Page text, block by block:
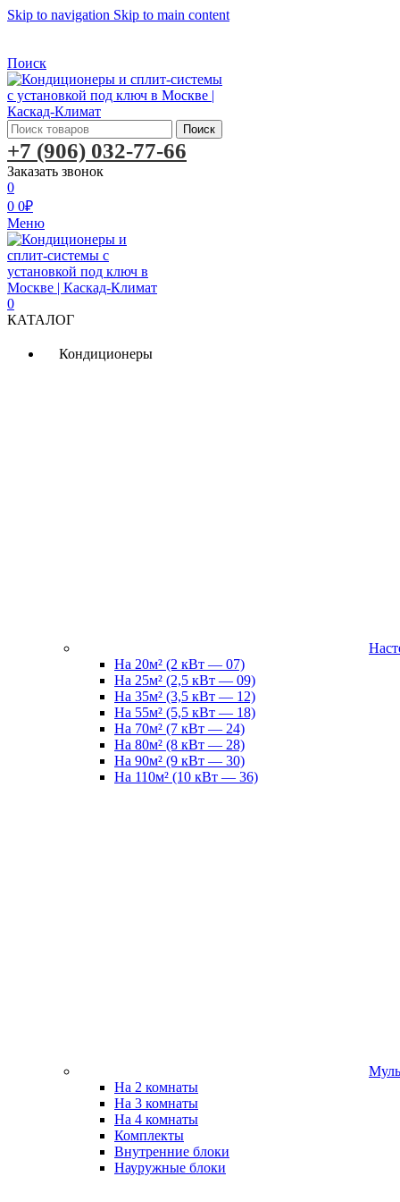
Skip to navigation Skip to main content
Поиск
Поиск
+7 (906) 032-77-66
Заказать звонок
0
0 0₽
Меню
0
КАТАЛОГ
Кондиционеры
На 20м² (2 кВт — 07)
На 25м² (2,5 кВт — 09)
На 35м² (3,5 кВт — 12)
На 55м² (5,5 кВт — 18)
На 70м² (7 кВт — 24)
На 80м² (8 кВт — 28)
На 90м² (9 кВт — 30)
На 110м² (10 кВт — 36)
На 2 комнаты
На 3 комнаты
На 4 комнаты
Комплекты
Внутренние блоки
Науружные блоки